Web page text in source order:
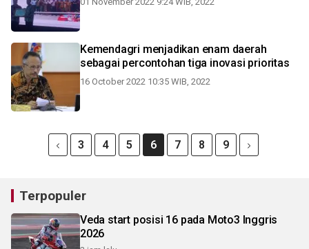
Kemendagri menjadikan enam daerah
sebagai percontohan tiga inovasi prioritas
16 October 2022 10:35 WIB, 2022
3 4 5 6 7 8 9
Terpopuler
Veda start posisi 16 pada Moto3 Inggris
2026